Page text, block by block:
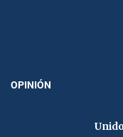
OPINIÓN